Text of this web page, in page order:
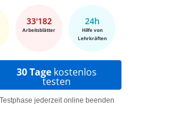
33'182
Arbeitsblätter
24h
Hilfe von
Lehrkräften
30 Tage kostenlos
testen
Testphase jederzeit online beenden